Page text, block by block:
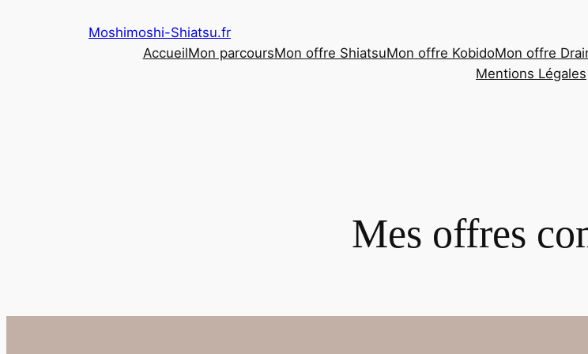
Moshimoshi-Shiatsu.fr
AccueilMon parcoursMon offre ShiatsuMon offre KobidoMon offre
Mentions Légales
Mes offres